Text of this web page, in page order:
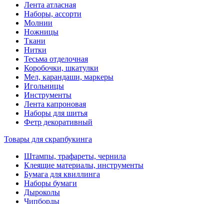
Лента атласная
Наборы, ассорти
Молнии
Ножницы
Ткани
Нитки
Тесьма отделочная
Коробочки, шкатулки
Мел, карандаши, маркеры
Игольницы
Инструменты
Лента капроновая
Наборы для шитья
Фетр декоративный
Товары для скрапбукинга
Штампы, трафареты, чернила
Клеящие материалы, инструменты
Бумага для квиллинга
Наборы бумаги
Дыроколы
Чипборды